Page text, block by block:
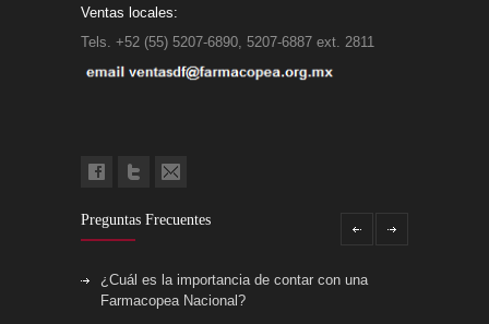
Ventas locales:
Tels. +52 (55) 5207-6890, 5207-6887 ext. 2811
Preguntas Frecuentes
¿Cuál es la importancia de contar con una
Farmacopea Nacional?